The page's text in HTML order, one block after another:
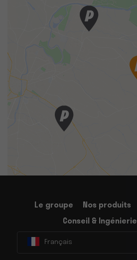
Le groupe Nos produits
Conseil & Ingénierie
Français